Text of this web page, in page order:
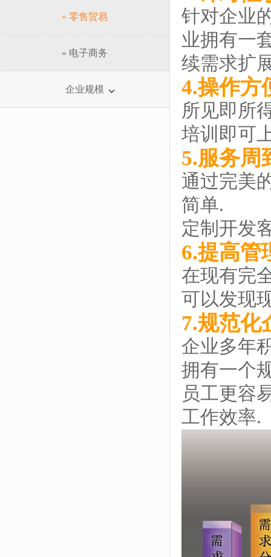
» 零售贸易
» 电子商务
企业规模
针对企业
业拥有一
续需求扩
4.操作方
所见即所
培训即可
5.服务周
通过完美
简单.
定制开发
6.提高管
在现有完
可以发现
7.规范化
企业多年
拥有一个
员工更容
工作效率.